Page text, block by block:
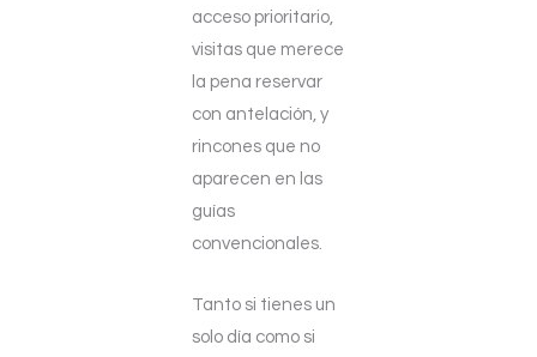
acceso prioritario,
visitas que merece
la pena reservar
con antelación, y
rincones que no
aparecen en las
guías
convencionales.
Tanto si tienes un
solo día como si